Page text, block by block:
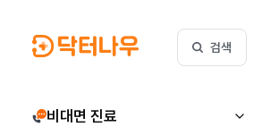
검색
비대면 진료